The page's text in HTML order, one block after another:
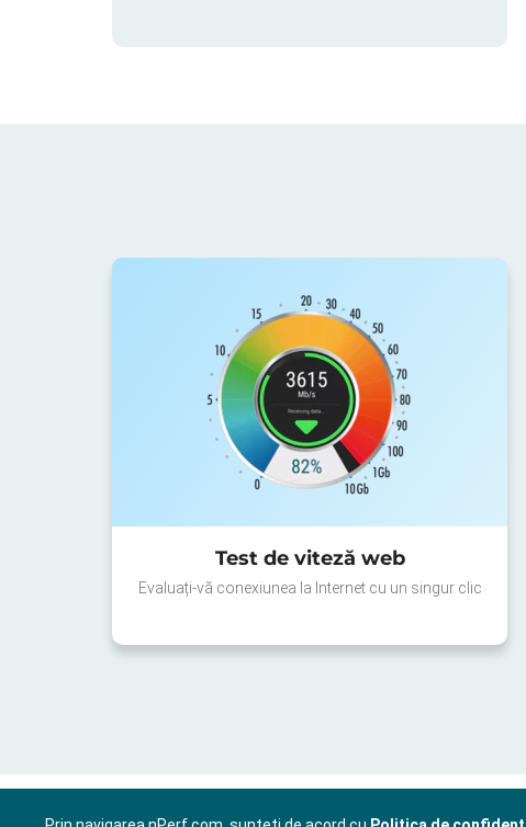
Test de viteză web
Evaluați-vă conexiunea la Internet cu un singur clic